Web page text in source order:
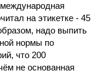
на этикетке - 45
надо выпить
нормы по
что 200
не основанная